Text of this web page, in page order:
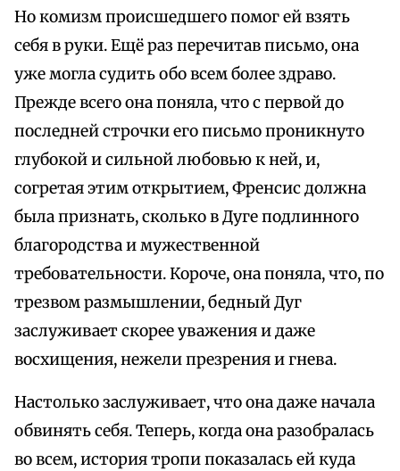
Но комизм происшедшего помог ей взять
себя в руки. Ещё раз перечитав письмо, она
уже могла судить обо всем более здраво.
Прежде всего она поняла, что с первой до
последней строчки его письмо проникнуто
глубокой и сильной любовью к ней, и,
согретая этим открытием, Френсис должна
была признать, сколько в Дуге подлинного
благородства и мужественной
требовательности. Короче, она поняла, что, по
трезвом размышлении, бедный Дуг
заслуживает скорее уважения и даже
восхищения, нежели презрения и гнева.
Настолько заслуживает, что она даже начала
обвинять себя. Теперь, когда она разобралась
во всем, история тропи показалась ей куда